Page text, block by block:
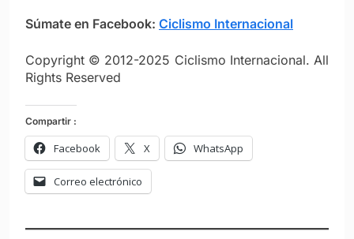
Súmate en Facebook: Ciclismo Internacional
Copyright © 2012-2025 Ciclismo Internacional. All
Rights Reserved
Compartir :
Facebook X WhatsApp
Correo electrónico